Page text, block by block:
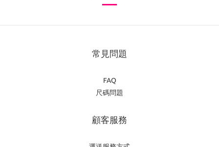
常見問題
FAQ
尺碼問題
顧客服務